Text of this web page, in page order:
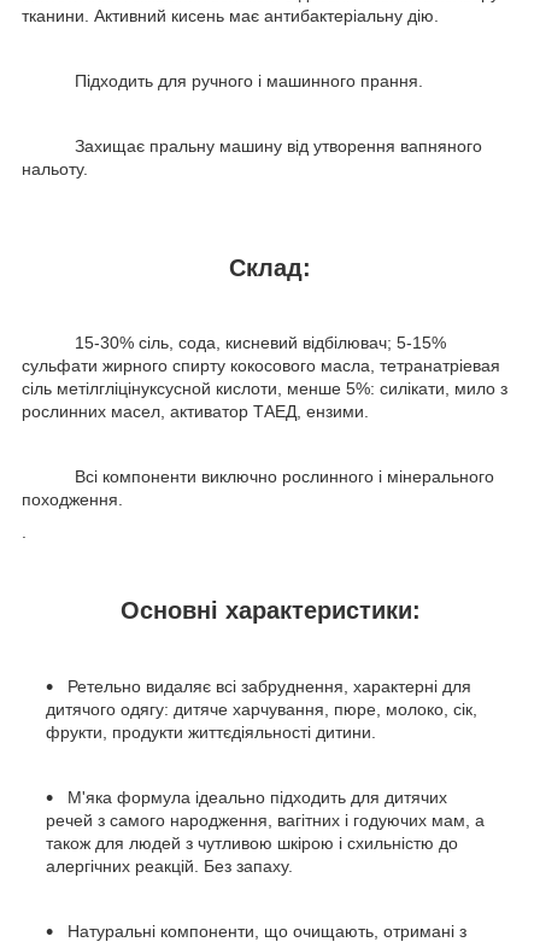
тканини. Активний кисень має антибактеріальну дію.
Підходить для ручного і машинного прання.
Захищає пральну машину від утворення вапняного
нальоту.
Склад:
15-30% сіль, сода, кисневий відбілювач; 5-15%
сульфати жирного спирту кокосового масла, тетранатріевая
сіль метілгліцінуксусной кислоти, менше 5%: силікати, мило з
рослинних масел, активатор ТАЕД, ензими.
Всі компоненти виключно рослинного і мінерального
походження.
.
Основні характеристики:
Ретельно видаляє всі забруднення, характерні для
дитячого одягу: дитяче харчування, пюре, молоко, сік,
фрукти, продукти життєдіяльності дитини.
М'яка формула ідеально підходить для дитячих
речей з самого народження, вагітних і годуючих мам, а
також для людей з чутливою шкірою і схильністю до
алергічних реакцій. Без запаху.
Натуральні компоненти, що очищають, отримані з